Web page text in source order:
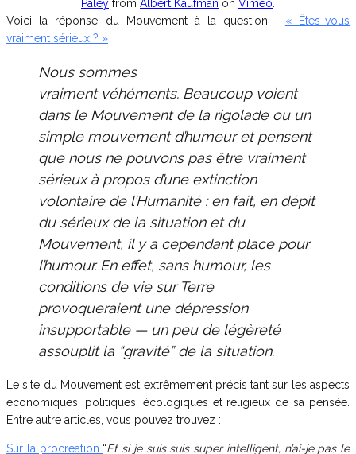
Paley from Albert Kaufman on Vimeo
Voici la réponse du Mouvement à la question : « Êtes-vous
vraiment sérieux ? »
Nous sommes
vraiment véhéments. Beaucoup voient
dans le Mouvement de la rigolade ou un
simple mouvement d’humeur et pensent
que nous ne pouvons pas être vraiment
sérieux à propos d’une extinction
volontaire de l’Humanité : en fait, en dépit
du sérieux de la situation et du
Mouvement, il y a cependant place pour
l’humour. En effet, sans humour, les
conditions de vie sur Terre
provoqueraient une dépression
insupportable — un peu de légèreté
assouplit la “gravité” de la situation.
Le site du Mouvement est extrêmement précis tant sur les aspects
économiques, politiques, écologiques et religieux de sa pensée.
Entre autre articles, vous pouvez trouvez :
Sur la procréation “Et si je suis suis super intelligent, n’ai-je pas le